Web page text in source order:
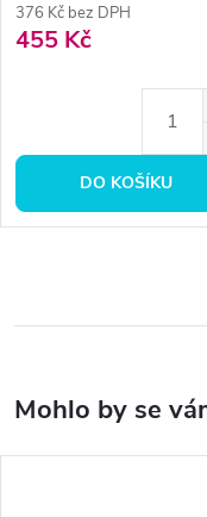
376 Kč bez DPH
455 Kč
DO KOŠÍKU